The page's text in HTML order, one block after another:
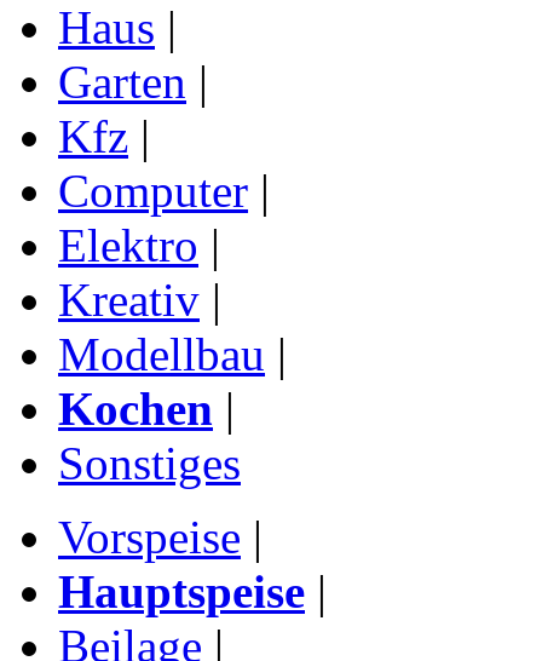
Haus |
Garten |
Kfz |
Computer |
Elektro |
Kreativ |
Modellbau |
Kochen |
Sonstiges
Vorspeise |
Hauptspeise |
Beilage |